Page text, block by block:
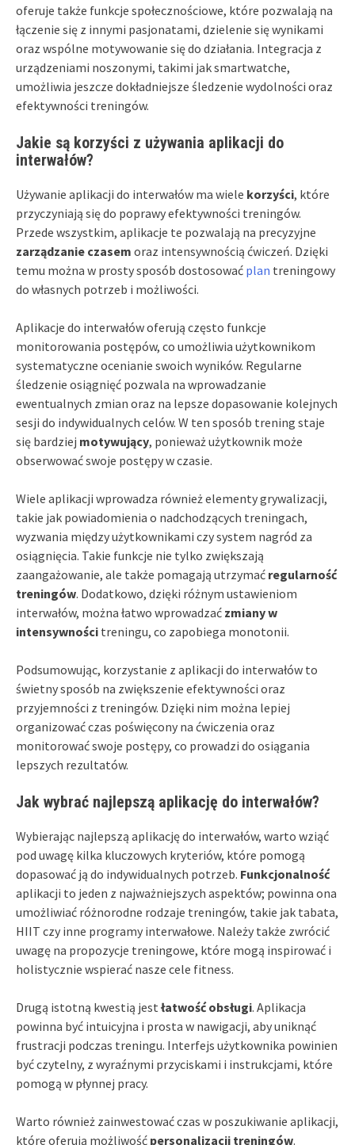
oferuje także funkcje społecznościowe, które pozwalają na
łączenie się z innymi pasjonatami, dzielenie się wynikami
oraz wspólne motywowanie się do działania. Integracja z
urządzeniami noszonymi, takimi jak smartwatche,
umożliwia jeszcze dokładniejsze śledzenie wydolności oraz
efektywności treningów.
Jakie są korzyści z używania aplikacji do
interwałów?
Używanie aplikacji do interwałów ma wiele korzyści, które
przyczyniają się do poprawy efektywności treningów.
Przede wszystkim, aplikacje te pozwalają na precyzyjne
zarządzanie czasem oraz intensywnością ćwiczeń. Dzięki
temu można w prosty sposób dostosować plan treningowy
do własnych potrzeb i możliwości.
Aplikacje do interwałów oferują często funkcje
monitorowania postępów, co umożliwia użytkownikom
systematyczne ocenianie swoich wyników. Regularne
śledzenie osiągnięć pozwala na wprowadzanie
ewentualnych zmian oraz na lepsze dopasowanie kolejnych
sesji do indywidualnych celów. W ten sposób trening staje
się bardziej motywujący, ponieważ użytkownik może
obserwować swoje postępy w czasie.
Wiele aplikacji wprowadza również elementy grywalizacji,
takie jak powiadomienia o nadchodzących treningach,
wyzwania między użytkownikami czy system nagród za
osiągnięcia. Takie funkcje nie tylko zwiększają
zaangażowanie, ale także pomagają utrzymać regularność
treningów. Dodatkowo, dzięki różnym ustawieniom
interwałów, można łatwo wprowadzać zmiany w
intensywności treningu, co zapobiega monotonii.
Podsumowując, korzystanie z aplikacji do interwałów to
świetny sposób na zwiększenie efektywności oraz
przyjemności z treningów. Dzięki nim można lepiej
organizować czas poświęcony na ćwiczenia oraz
monitorować swoje postępy, co prowadzi do osiągania
lepszych rezultatów.
Jak wybrać najlepszą aplikację do interwałów?
Wybierając najlepszą aplikację do interwałów, warto wziąć
pod uwagę kilka kluczowych kryteriów, które pomogą
dopasować ją do indywidualnych potrzeb. Funkcjonalność
aplikacji to jeden z najważniejszych aspektów; powinna ona
umożliwiać różnorodne rodzaje treningów, takie jak tabata,
HIIT czy inne programy interwałowe. Należy także zwrócić
uwagę na propozycje treningowe, które mogą inspirować i
holistycznie wspierać nasze cele fitness.
Drugą istotną kwestią jest łatwość obsługi. Aplikacja
powinna być intuicyjna i prosta w nawigacji, aby uniknąć
frustracji podczas treningu. Interfejs użytkownika powinien
być czytelny, z wyraźnymi przyciskami i instrukcjami, które
pomogą w płynnej pracy.
Warto również zainwestować czas w poszukiwanie aplikacji,
które oferują możliwość personalizacji treningów.